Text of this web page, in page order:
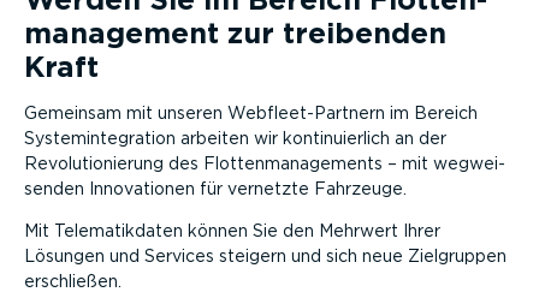
ma­nagement zur treibenden
Kraft
Gemeinsam mit unseren Webfleet-Partnern im Bereich
System­in­te­gration arbeiten wir konti­nu­ierlich an der
Revolu­tio­nierung des Flotten­ma­nage­ments – mit wegwei­
senden Innova­tionen für vernetzte Fahrzeuge.
Mit Telema­tik­daten können Sie den Mehrwert Ihrer
Lösungen und Services steigern und sich neue Zielgruppen
erschließen.